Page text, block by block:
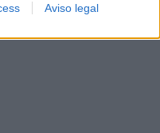
Aviso legal